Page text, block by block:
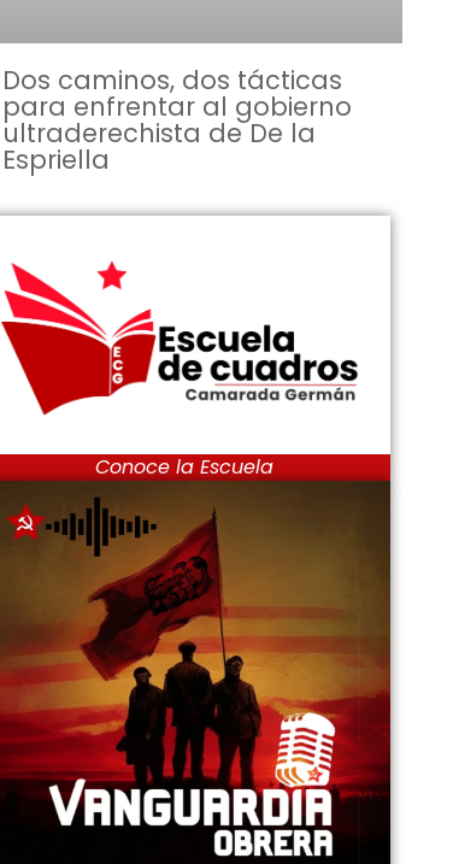
Dos caminos, dos tácticas
para enfrentar al gobierno
ultraderechista de De la
Espriella
Conoce la Escuela